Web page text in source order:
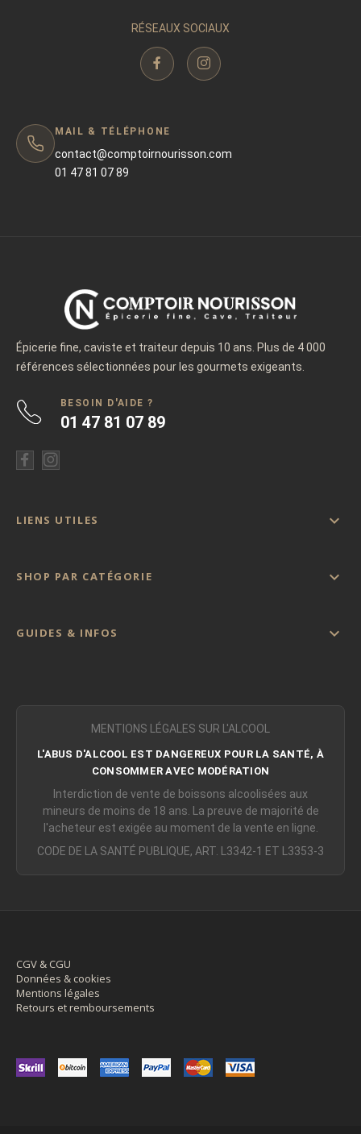
RÉSEAUX SOCIAUX
MAIL & TÉLÉPHONE
contact@comptoirnourisson.com
01 47 81 07 89
Épicerie fine, caviste et traiteur depuis 10 ans. Plus de 4 000
références sélectionnées pour les gourmets exigeants.
BESOIN D'AIDE ?
01 47 81 07 89
LIENS UTILES 
SHOP PAR CATÉGORIE 
GUIDES & INFOS 
MENTIONS LÉGALES SUR L'ALCOOL
L'ABUS D'ALCOOL EST DANGEREUX POUR LA SANTÉ, À
CONSOMMER AVEC MODÉRATION
Interdiction de vente de boissons alcoolisées aux
mineurs de moins de 18 ans. La preuve de majorité de
l'acheteur est exigée au moment de la vente en ligne.
CODE DE LA SANTÉ PUBLIQUE, ART. L3342-1 ET L3353-3
CGV & CGU
Données & cookies
Mentions légales
Retours et remboursements